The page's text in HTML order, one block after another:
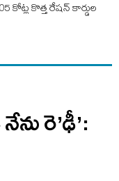
కోట్ల కొత్త రేషన్ కార్డుల
రె’ఢీ’: